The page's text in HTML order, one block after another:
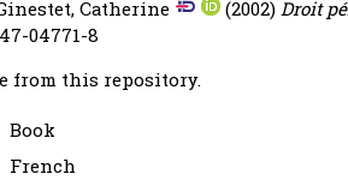
Catherine (2002)Droit
04771-8
from this repository.
Book
French